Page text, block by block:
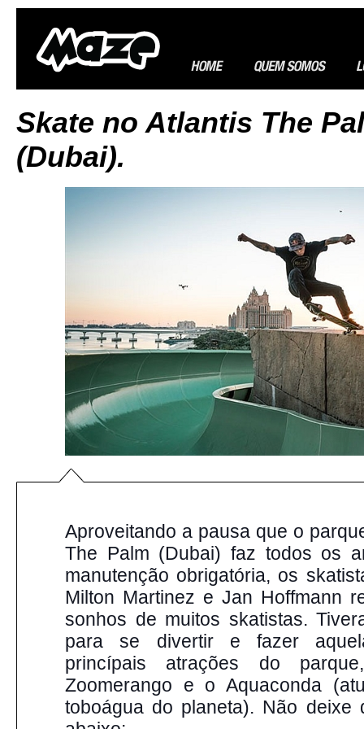
Skate no Atlantis The
(Dubai).
Aproveitando a pausa que o
The Palm (Dubai) faz todos os
manutenção obrigatória, os
Milton Martinez e Jan Hoffmann
sonhos de muitos skatistas.
para se divertir e fazer
Zoomerango e o Aquaconda
toboágua do planeta). Não deixe